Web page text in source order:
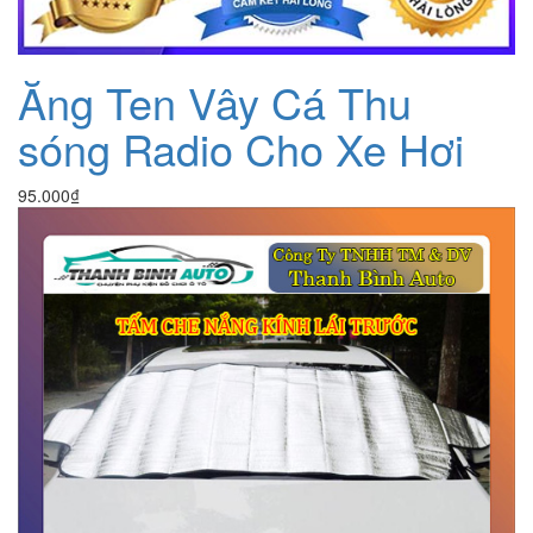
Ăng Ten Vây Cá Thu
sóng Radio Cho Xe Hơi
95.000₫